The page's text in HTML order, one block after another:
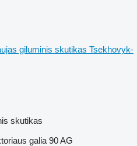
giluminis skutikas Tsekhovyk-
skutikas
galia 90 AG